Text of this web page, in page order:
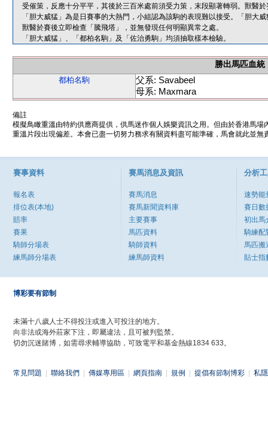
受催策，反應十分平平，其後於三百米處前須受力策，末段顯著轉弱。獸醫
「胆大威猛」為是日賽事的大熱門，小組認為該駒的表現難以接受。「胆大
獸醫於賽後立即檢查「騰飛塔」，並無發現任何明顯異常之處。
「胆大威猛」、「都柏名駒」及「佐治勇駒」均須抽取樣本檢驗。
勝出馬匹血統
都柏名駒
父系: Savabeel
母系: Maxmara
備註
模擬鳥瞰重溫由特約供應商提供，供馬迷作個人娛樂資訊之用。但由於香港馬
重溫片段出現偏差。本會已盡一切努力務求有關資料盡可能準確，馬會就此並
賽事資料
報名表
排位表(本地)
賠率
賽果
騎師分場表
練馬師分場表
賽馬消息及資訊
賽馬消息
賽馬新聞資料庫
主要賽事
馬匹資料
騎師資料
練馬師資料
分析
速勢能
賽日數
初出馬
騎練配
馬匹搬
貼士指
博彩要有節制
未滿十八歲人士不得投注或進入可投注的地方。
向非法或海外莊家下注，即屬違法，且可被判監禁。
切勿沉迷賭博，如需尋求輔導協助，可致電平和基金熱線1834 633。
常見問題 聯絡我們 傳媒專用區 網頁指南 規例 提倡有節制博彩 私